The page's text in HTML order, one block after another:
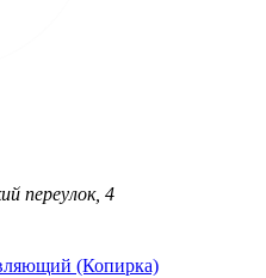
переулок, 4
(Копирка)